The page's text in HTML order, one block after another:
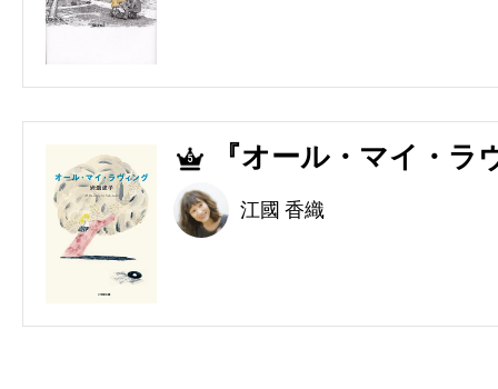
5 『オール・マイ・ラ
江國 香織